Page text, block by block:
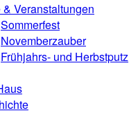
& Veranstaltungen
Sommerfest
Novemberzauber
Frühjahrs- und Herbstputz